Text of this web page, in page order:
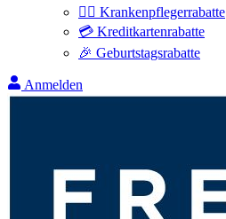
👩‍⚕️ Krankenpflegerrabatte
💳 Kreditkartenrabatte
🎉 Geburtstagsrabatte
Anmelden